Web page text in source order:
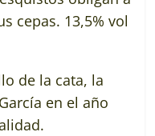
cepas. 13,5% vol
de la cata, la
en el año